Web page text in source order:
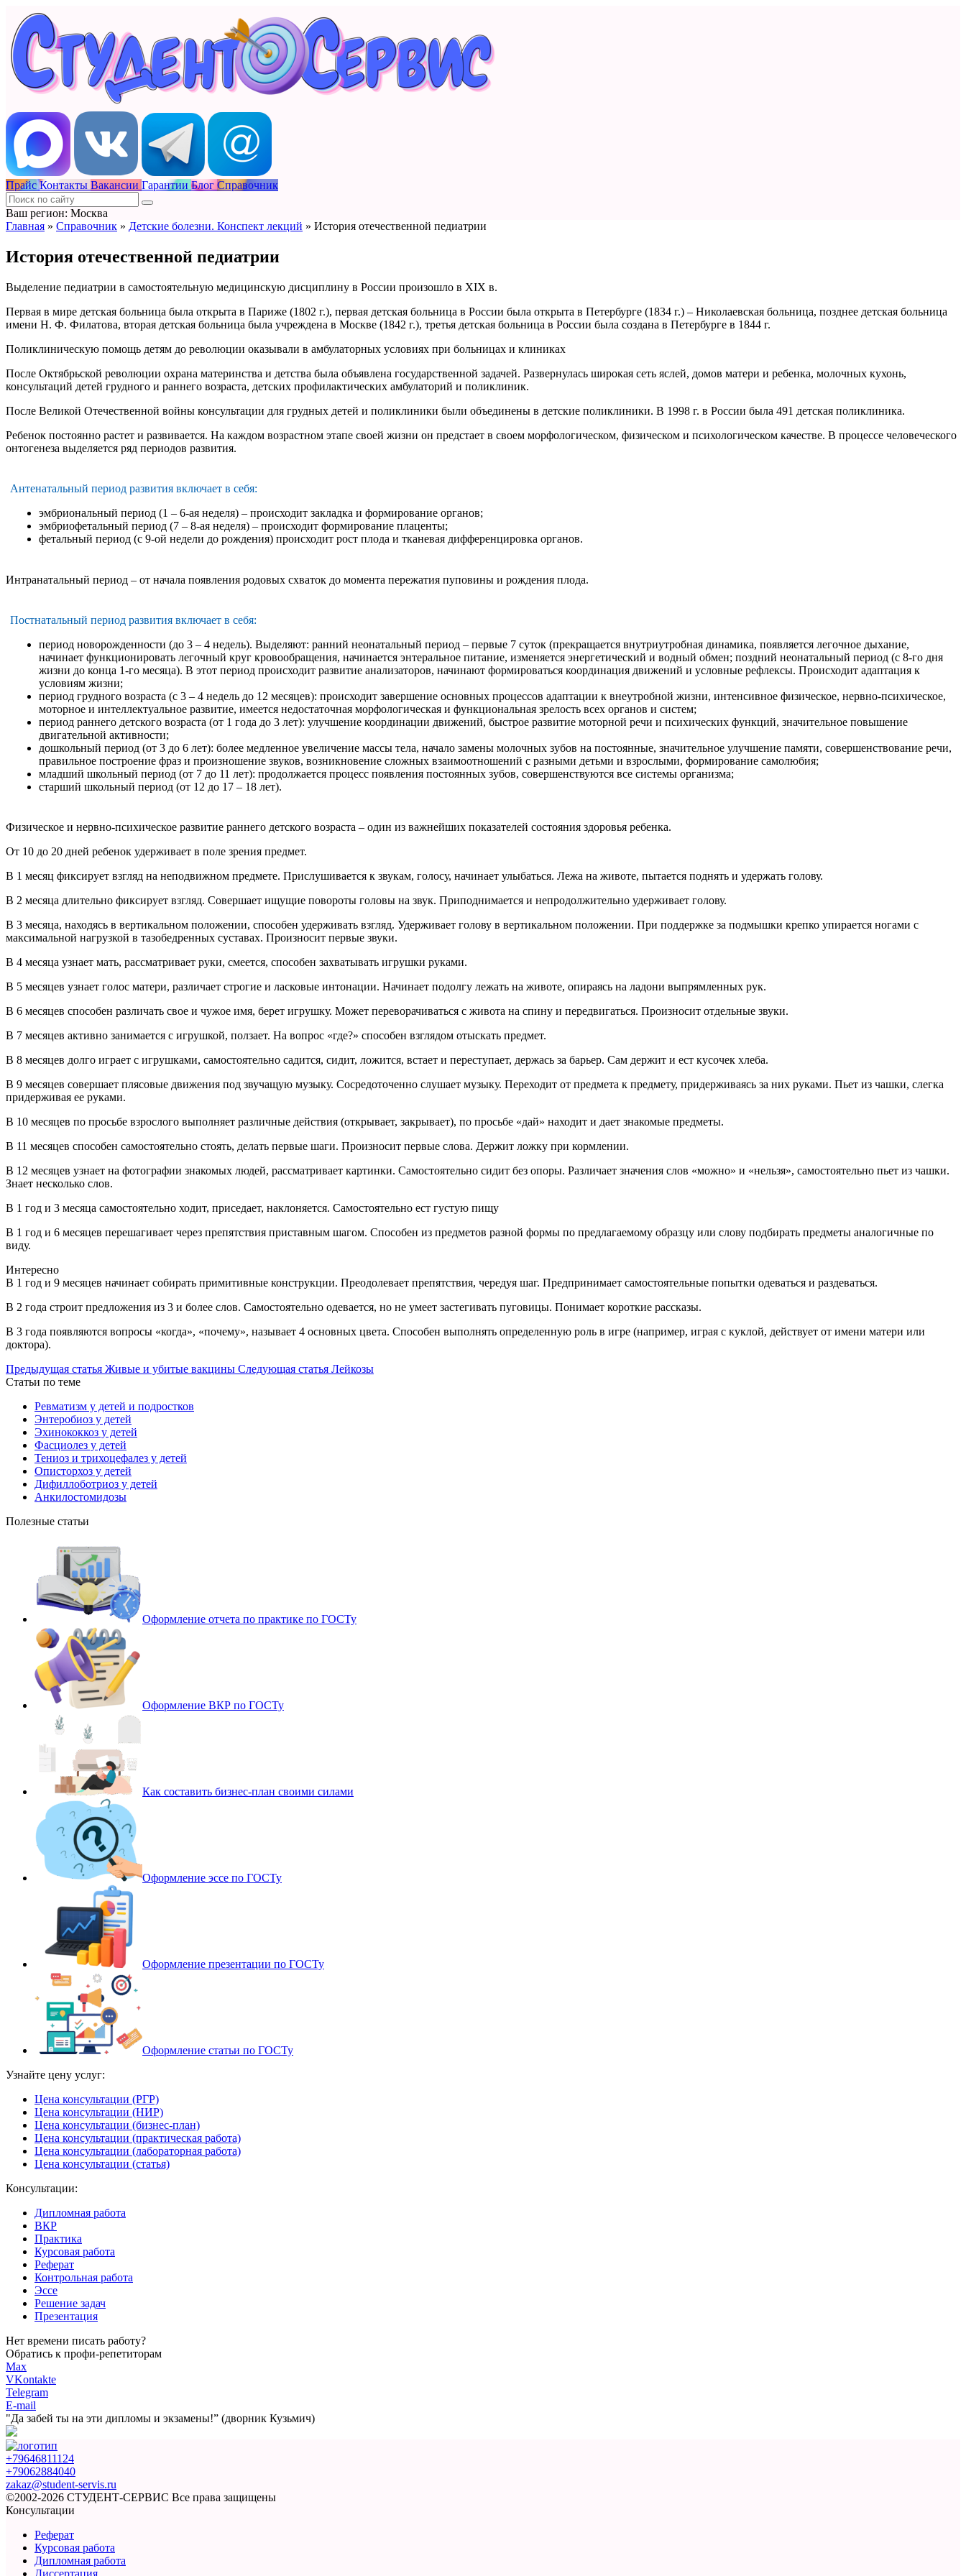
Прайс Контакты Вакансии Гарантии Блог Справочник
Ваш регион: Москва
Главная » Справочник » Детские болезни. Конспект лекций » История отечественной педиатрии
История отечественной педиатрии
Выделение педиатрии в самостоятельную медицинскую дисциплину в России произошло в ХIХ в.
Первая в мире детская больница была открыта в Париже (1802 г.), первая детская больница в России была открыта в Петербурге (1834 г.) – Николаевская больница, позднее детская больница
имени Н. Ф. Филатова, вторая детская больница была учреждена в Москве (1842 г.), третья детская больница в России была создана в Петербурге в 1844 г.
Поликлиническую помощь детям до революции оказывали в амбулаторных условиях при больницах и клиниках
После Октябрьской революции охрана материнства и детства была объявлена государственной задачей. Развернулась широкая сеть яслей, домов матери и ребенка, молочных кухонь,
консультаций детей грудного и раннего возраста, детских профилактических амбулаторий и поликлиник.
После Великой Отечественной войны консультации для грудных детей и поликлиники были объединены в детские поликлиники. В 1998 г. в России была 491 детская поликлиника.
Ребенок постоянно растет и развивается. На каждом возрастном этапе своей жизни он предстает в своем морфологическом, физическом и психологическом качестве. В процессе человеческого
онтогенеза выделяется ряд периодов развития.
Антенатальный период развития включает в себя:
эмбриональный период (1 – 6-ая неделя) – происходит закладка и формирование органов;
эмбриофетальный период (7 – 8-ая неделя) – происходит формирование плаценты;
фетальный период (с 9-ой недели до рождения) происходит рост плода и тканевая дифференцировка органов.
Интранатальный период – от начала появления родовых схваток до момента пережатия пуповины и рождения плода.
Постнатальный период развития включает в себя:
период новорожденности (до 3 – 4 недель). Выделяют: ранний неонатальный период – первые 7 суток (прекращается внутриутробная динамика, появляется легочное дыхание,
начинает функционировать легочный круг кровообращения, начинается энтеральное питание, изменяется энергетический и водный обмен; поздний неонатальный период (с 8-го дня
жизни до конца 1-го месяца). В этот период происходит развитие анализаторов, начинают формироваться координация движений и условные рефлексы. Происходит адаптация к
условиям жизни;
период грудного возраста (с 3 – 4 недель до 12 месяцев): происходит завершение основных процессов адаптации к внеутробной жизни, интенсивное физическое, нервно-психическое,
моторное и интеллектуальное развитие, имеется недостаточная морфологическая и функциональная зрелость всех органов и систем;
период раннего детского возраста (от 1 года до 3 лет): улучшение координации движений, быстрое развитие моторной речи и психических функций, значительное повышение
двигательной активности;
дошкольный период (от 3 до 6 лет): более медленное увеличение массы тела, начало замены молочных зубов на постоянные, значительное улучшение памяти, совершенствование речи,
правильное построение фраз и произношение звуков, возникновение сложных взаимоотношений с разными детьми и взрослыми, формирование самолюбия;
младший школьный период (от 7 до 11 лет): продолжается процесс появления постоянных зубов, совершенствуются все системы организма;
старший школьный период (от 12 до 17 – 18 лет).
Физическое и нервно-психическое развитие раннего детского возраста – один из важнейших показателей состояния здоровья ребенка.
От 10 до 20 дней ребенок удерживает в поле зрения предмет.
В 1 месяц фиксирует взгляд на неподвижном предмете. Прислушивается к звукам, голосу, начинает улыбаться. Лежа на животе, пытается поднять и удержать голову.
В 2 месяца длительно фиксирует взгляд. Совершает ищущие повороты головы на звук. Приподнимается и непродолжительно удерживает голову.
В 3 месяца, находясь в вертикальном положении, способен удерживать взгляд. Удерживает голову в вертикальном положении. При поддержке за подмышки крепко упирается ногами с
максимальной нагрузкой в тазобедренных суставах. Произносит первые звуки.
В 4 месяца узнает мать, рассматривает руки, смеется, способен захватывать игрушки руками.
В 5 месяцев узнает голос матери, различает строгие и ласковые интонации. Начинает подолгу лежать на животе, опираясь на ладони выпрямленных рук.
В 6 месяцев способен различать свое и чужое имя, берет игрушку. Может переворачиваться с живота на спину и передвигаться. Произносит отдельные звуки.
В 7 месяцев активно занимается с игрушкой, ползает. На вопрос «где?» способен взглядом отыскать предмет.
В 8 месяцев долго играет с игрушками, самостоятельно садится, сидит, ложится, встает и переступает, держась за барьер. Сам держит и ест кусочек хлеба.
В 9 месяцев совершает плясовые движения под звучащую музыку. Сосредоточенно слушает музыку. Переходит от предмета к предмету, придерживаясь за них руками. Пьет из чашки, слегка
придерживая ее руками.
В 10 месяцев по просьбе взрослого выполняет различные действия (открывает, закрывает), по просьбе «дай» находит и дает знакомые предметы.
В 11 месяцев способен самостоятельно стоять, делать первые шаги. Произносит первые слова. Держит ложку при кормлении.
В 12 месяцев узнает на фотографии знакомых людей, рассматривает картинки. Самостоятельно сидит без опоры. Различает значения слов «можно» и «нельзя», самостоятельно пьет из чашки.
Знает несколько слов.
В 1 год и 3 месяца самостоятельно ходит, приседает, наклоняется. Самостоятельно ест густую пищу
В 1 год и 6 месяцев перешагивает через препятствия приставным шагом. Способен из предметов разной формы по предлагаемому образцу или слову подбирать предметы аналогичные по
виду.
Интересно
В 1 год и 9 месяцев начинает собирать примитивные конструкции. Преодолевает препятствия, чередуя шаг. Предпринимает самостоятельные попытки одеваться и раздеваться.
В 2 года строит предложения из 3 и более слов. Самостоятельно одевается, но не умеет застегивать пуговицы. Понимает короткие рассказы.
В 3 года появляются вопросы «когда», «почему», называет 4 основных цвета. Способен выполнять определенную роль в игре (например, играя с куклой, действует от имени матери или
доктора).
Предыдущая статья Живые и убитые вакцины Следующая статья Лейкозы
Статьи по теме
Ревматизм у детей и подростков
Энтеробиоз у детей
Эхинококкоз у детей
Фасциолез у детей
Тениоз и трихоцефалез у детей
Описторхоз у детей
Дифиллоботриоз у детей
Анкилостомидозы
Полезные статьи
Оформление отчета по практике по ГОСТу
Оформление ВКР по ГОСТу
Как составить бизнес-план своими силами
Оформление эссе по ГОСТу
Оформление презентации по ГОСТу
Оформление статьи по ГОСТу
Узнайте цену услуг:
Цена консультации (РГР)
Цена консультации (НИР)
Цена консультации (бизнес-план)
Цена консультации (практическая работа)
Цена консультации (лабораторная работа)
Цена консультации (статья)
Консультации:
Дипломная работа
ВКР
Практика
Курсовая работа
Реферат
Контрольная работа
Эссе
Решение задач
Презентация
Нет времени писать работу?
Обратись к профи-репетиторам
Max
VKontakte
Telegram
E-mail
"Да забей ты на эти дипломы и экзамены!” (дворник Кузьмич)
+79646811124
+79062884040
zakaz@student-servis.ru
©2002-2026 СТУДЕНТ-СЕРВИС Все права защищены
Консультации
Реферат
Курсовая работа
Дипломная работа